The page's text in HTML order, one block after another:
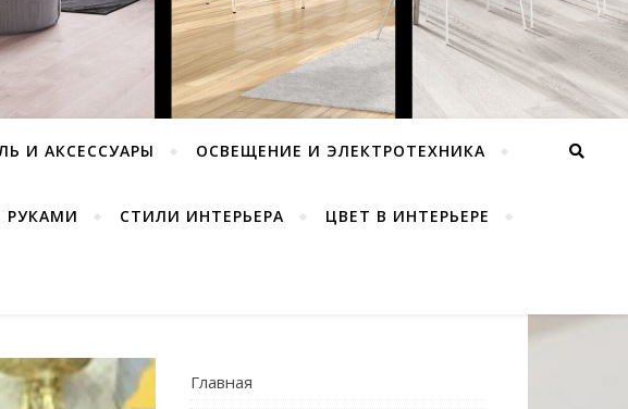
И АКСЕССУАРЫ ОСВЕЩЕНИЕ И ЭЛЕКТРОТЕХНИКА
СТИЛИ ИНТЕРЬЕРА ЦВЕТ В ИНТЕРЬЕРЕ
Главная